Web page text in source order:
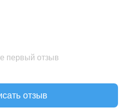
первый отзыв
отзыв